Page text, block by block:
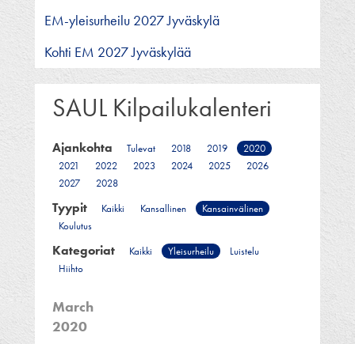
EM-yleisurheilu 2027 Jyväskylä
Kohti EM 2027 Jyväskylää
SAUL Kilpailukalenteri
Ajankohta Tulevat 2018 2019
2020
2021
2022 2023 2024 2025
2026
2027
2028
Tyypit Kaikki Kansallinen
Kansainvälinen
Koulutus
Kategoriat Kaikki Yleisurheilu
Luistelu
Hiihto
March
2020